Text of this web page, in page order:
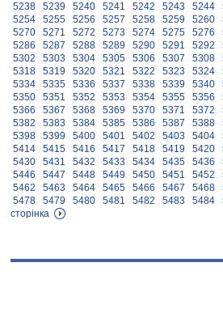
5238
5239 5240 5241 5242 5243 5244
5254
5255 5256 5257 5258 5259 5260
5270
5271 5272 5273 5274 5275 5276
5286
5287 5288 5289 5290 5291 5292
5302
5303 5304 5305 5306 5307 5308
5318
5319 5320 5321 5322 5323 5324
5334
5335 5336 5337 5338 5339 5340
5350
5351 5352 5353 5354 5355 5356
5366
5367 5368 5369 5370 5371 5372
5382
5383 5384 5385 5386 5387 5388
5398
5399 5400 5401 5402 5403 5404
5414
5415 5416 5417 5418 5419 5420
5430
5431 5432 5433 5434 5435 5436
5446
5447 5448 5449 5450 5451 5452
5462
5463 5464 5465 5466 5467 5468
5478
5479 5480 5481 5482 5483 5484
сторінка